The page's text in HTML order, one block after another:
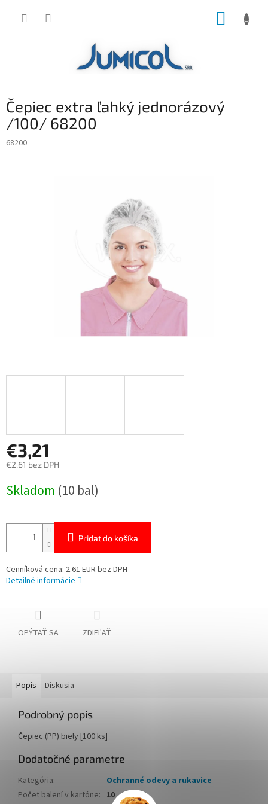
Čepiec extra ľahký jednorázový
/100/ 68200
68200
€3,21
€2,61 bez DPH
cena:
Skladom (10 bal)
Pridať do košíka
Cenníková cena: 2.61 EUR bez DPH
Detailné informácie
OPÝTAŤ SA ZDIEĽAŤ
Popis Diskusia
Podrobný popis
Čepiec (PP) biely [100 ks]
Dodatočné parametre
Kategória:
Ochranné odevy a rukavice
Počet balení v kartóne: 10